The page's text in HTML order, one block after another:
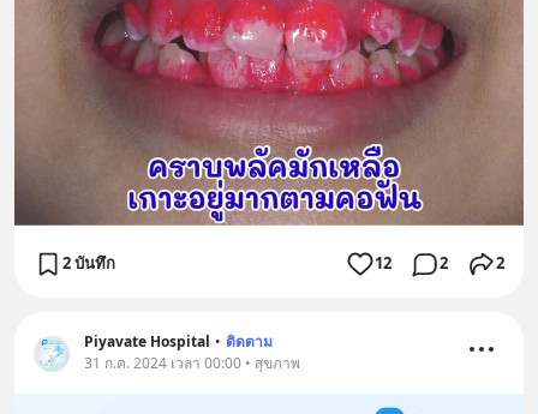
2 บันทึก 12 2 2
Piyavate Hospital • ติดตาม
31 ก.ค. 2024 เวลา 00:00 • สุขภาพ